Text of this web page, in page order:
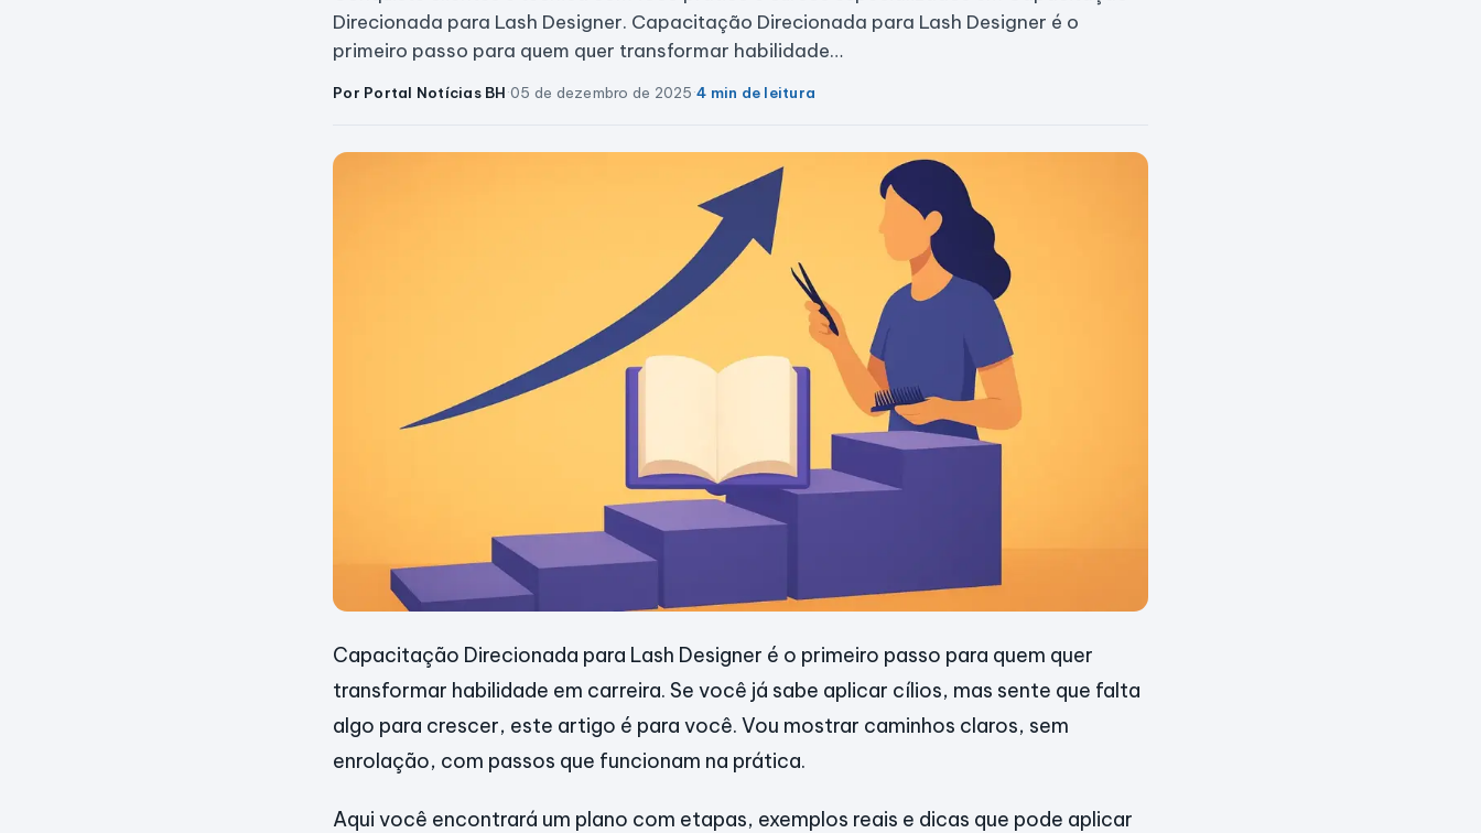
Direcionada para Lash Designer. Capacitação Direcionada para Lash Designer é o
primeiro passo para quem quer transformar habilidade…
Por Portal Notícias BH·05 de dezembro de 2025·4 min de leitura
Capacitação Direcionada para Lash Designer é o primeiro passo para quem quer
transformar habilidade em carreira. Se você já sabe aplicar cílios, mas sente que falta
algo para crescer, este artigo é para você. Vou mostrar caminhos claros, sem
enrolação, com passos que funcionam na prática.
Aqui você encontrará um plano com etapas, exemplos reais e dicas que pode aplicar